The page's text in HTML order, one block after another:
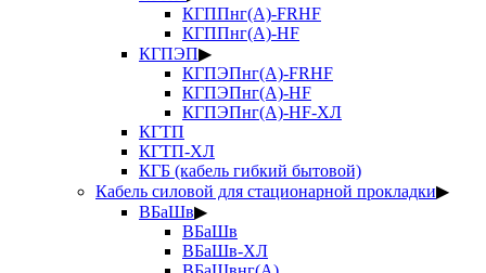
КГППнг(А)-FRHF
КГППнг(А)-HF
КГПЭП▶
КГПЭПнг(А)-FRHF
КГПЭПнг(А)-HF
КГПЭПнг(А)-HF-ХЛ
КГТП
КГТП-ХЛ
КГБ (кабель гибкий бытовой)
Кабель силовой для стационарной прокладки▶
ВБаШв▶
ВБаШв
ВБаШв-ХЛ